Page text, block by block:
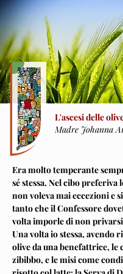
L'ascesi delle
Madre Johanna
Era molto temperante
sé stessa. Nel cibo preferiva
non voleva mai eccezioni e
tanto che il Confessore
volta imporle di non privarsi
Una volta io stessa, avendo
olive da una benefattrice, le
zibibbo, e le misi come